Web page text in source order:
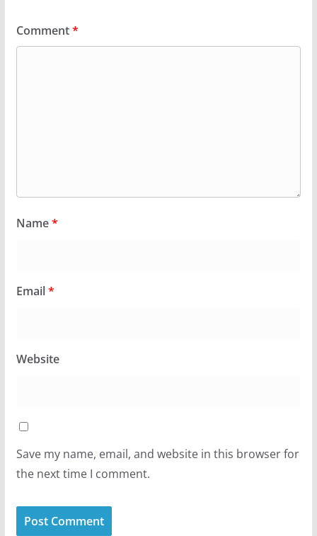
Comment*
Name*
Email*
Website
Save my name, email, and website in this browser for
the next time I comment.